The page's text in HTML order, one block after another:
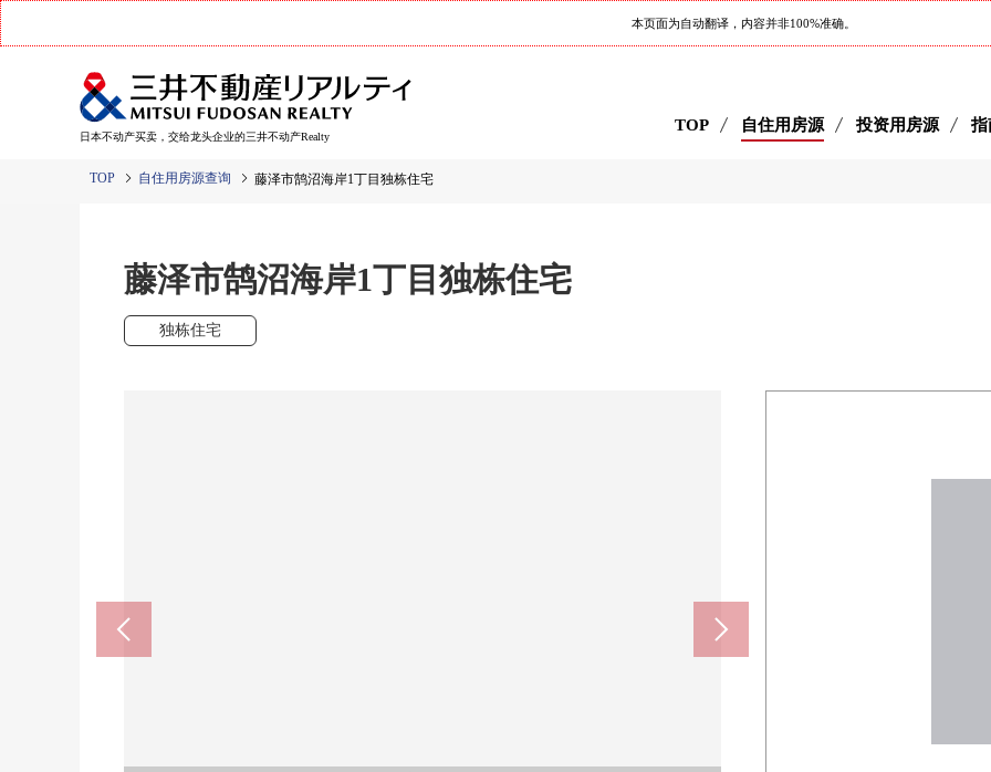
本页面为自动翻译，内容并非100%准确。
日本不动产买卖，交给龙头企业的三井不动产Realty
TOP 自住用房源 投资用房源 指
TOP 自住用房源查询 藤泽市鹄沼海岸1丁目独栋住宅
藤泽市鹄沼海岸1丁目独栋住宅
独栋住宅